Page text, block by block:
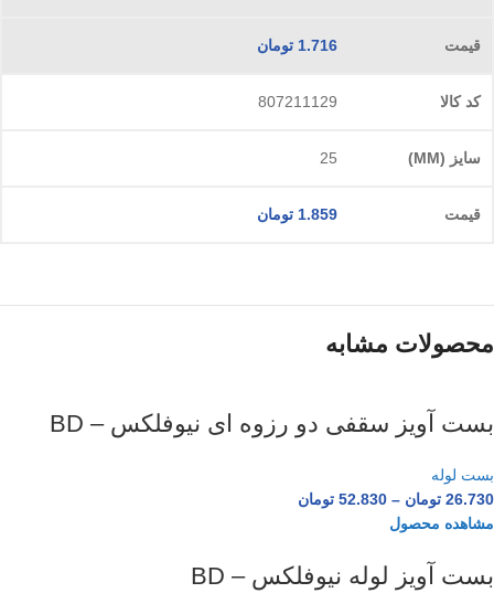
1.716 تومان
807211129
25
1.859 تومان
محصولات مشابه
بست آویز سقفی دو رزوه ای نیوفلکس – BD
بست لوله
26.730 تومان –
52.830 تومان
مشاهده محصول
بست آویز لوله نیوفلکس – BD